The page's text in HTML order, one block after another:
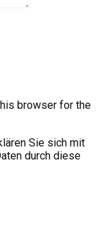
browser for the
Sie sich mit
durch diese